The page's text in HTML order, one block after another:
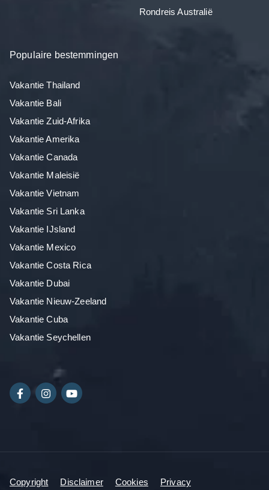
Rondreis Australië
Populaire bestemmingen
Vakantie Thailand
Vakantie Bali
Vakantie Zuid-Afrika
Vakantie Amerika
Vakantie Canada
Vakantie Maleisië
Vakantie Vietnam
Vakantie Sri Lanka
Vakantie IJsland
Vakantie Mexico
Vakantie Costa Rica
Vakantie Dubai
Vakantie Nieuw-Zeeland
Vakantie Cuba
Vakantie Seychellen
Copyright Disclaimer Cookies Privacy